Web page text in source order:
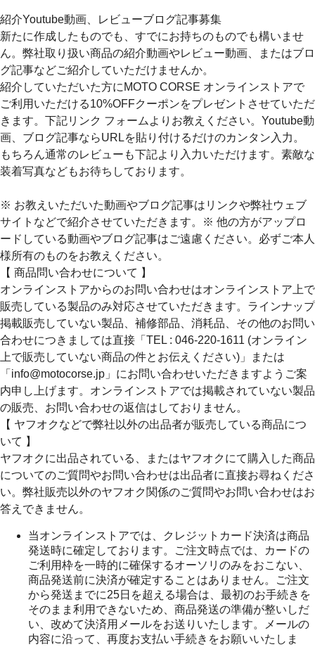
紹介Youtube動画、レビューブログ記事募集
新たに作成したものでも、すでにお持ちのものでも構いませ
ん。弊社取り扱い商品の紹介動画やレビュー動画、またはブロ
グ記事などご紹介していただけませんか。
紹介していただいた方にMOTO CORSE オンラインストアで
ご利用いただける10%OFFクーポンをプレゼントさせていただ
きます。下記リンク フォームよりお教えください。Youtube動
画、ブログ記事ならURLを貼り付けるだけのカンタン入力。
もちろん通常のレビューも下記より入力いただけます。素敵な
装着写真などもお待ちしております。
※ お教えいただいた動画やブログ記事はリンクや弊社ウェブ
サイトなどで紹介させていただきます。※ 他の方がアップロ
ードしている動画やブログ記事はご遠慮ください。必ずご本人
様所有のものをお教えください。
【 商品問い合わせについて 】
オンラインストアからのお問い合わせはオンラインストア上で
販売している製品のみ対応させていただきます。ラインナップ
掲載販売していない製品、補修部品、消耗品、その他のお問い
合わせにつきましては直接「TEL : 046-220-1611 (オンライン
上で販売していない商品の件とお伝えください)」または
「info@motocorse.jp」にお問い合わせいただきますようご案
内申し上げます。オンラインストアでは掲載されていない製品
の販売、お問い合わせの返信はしておりません。
【 ヤフオクなどで弊社以外の出品者が販売している商品につ
いて 】
ヤフオクに出品されている、またはヤフオクにて購入した商品
についてのご質問やお問い合わせは出品者に直接お尋ねくださ
い。弊社販売以外のヤフオク関係のご質問やお問い合わせはお
答えできません。
当オンラインストアでは、クレジットカード決済は商品
発送時に確定しております。ご注文時点では、カードの
ご利用枠を一時的に確保するオーソリのみをおこない、
商品発送前に決済が確定することはありません。ご注文
から発送までに25日を超える場合は、最初のお手続きを
そのまま利用できないため、商品発送の準備が整いしだ
い、改めて決済用メールをお送りいたします。メールの
内容に沿って、再度お支払い手続きをお願いいたしま